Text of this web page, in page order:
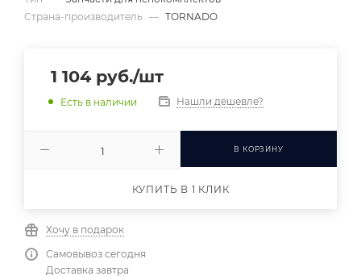
Страна-производитель — TORNADO
1 104руб./шт
Есть в наличии Нашли дешевле?
В КОРЗИНУ
КУПИТЬ В 1 КЛИК
Хочу в подарок
Самовывоз сегодня
Доставка завтра